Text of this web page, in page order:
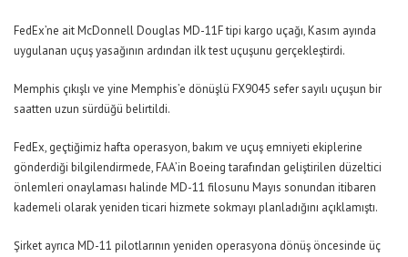
FedEx’ne ait McDonnell Douglas MD-11F tipi kargo uçağı, Kasım ayında
uygulanan uçuş yasağının ardından ilk test uçuşunu gerçekleştirdi.
Memphis çıkışlı ve yine Memphis’e dönüşlü FX9045 sefer sayılı uçuşun bir
saatten uzun sürdüğü belirtildi.
FedEx, geçtiğimiz hafta operasyon, bakım ve uçuş emniyeti ekiplerine
gönderdiği bilgilendirmede, FAA’in Boeing tarafından geliştirilen düzeltici
önlemleri onaylaması halinde MD-11 filosunu Mayıs sonundan itibaren
kademeli olarak yeniden ticari hizmete sokmayı planladığını açıklamıştı.
Şirket ayrıca MD-11 pilotlarının yeniden operasyona dönüş öncesinde üç